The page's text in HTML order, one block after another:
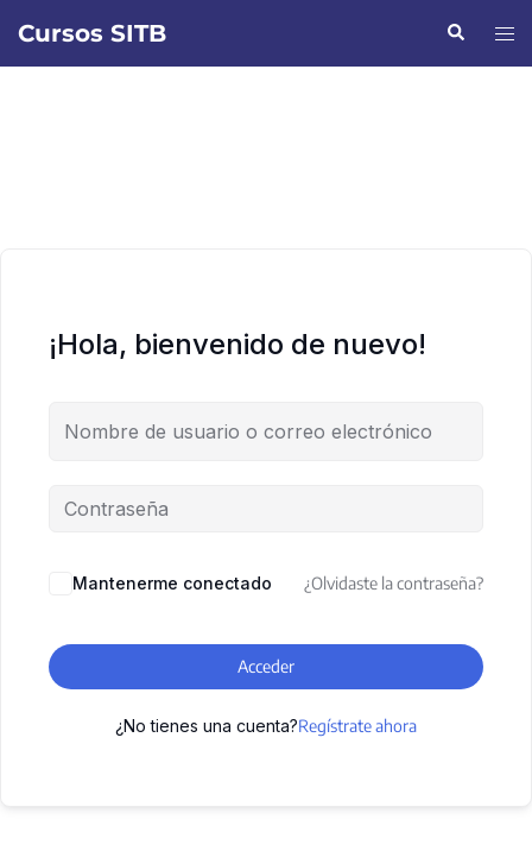
Cursos SITB Buscar
¡Hola, bienvenido de nuevo!
Mantenerme conectado ¿Olvidaste la contraseña?
Acceder
¿No tienes una cuenta?Regístrate ahora